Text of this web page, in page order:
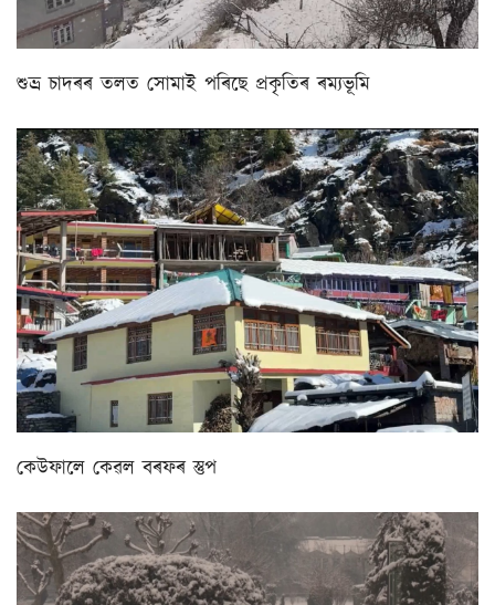
শুভ্ৰ চাদৰৰ তলত সোমাই পৰিছে প্ৰকৃতিৰ ৰম্যভূমি
কেউফালে কেৱল বৰফৰ স্তুপ